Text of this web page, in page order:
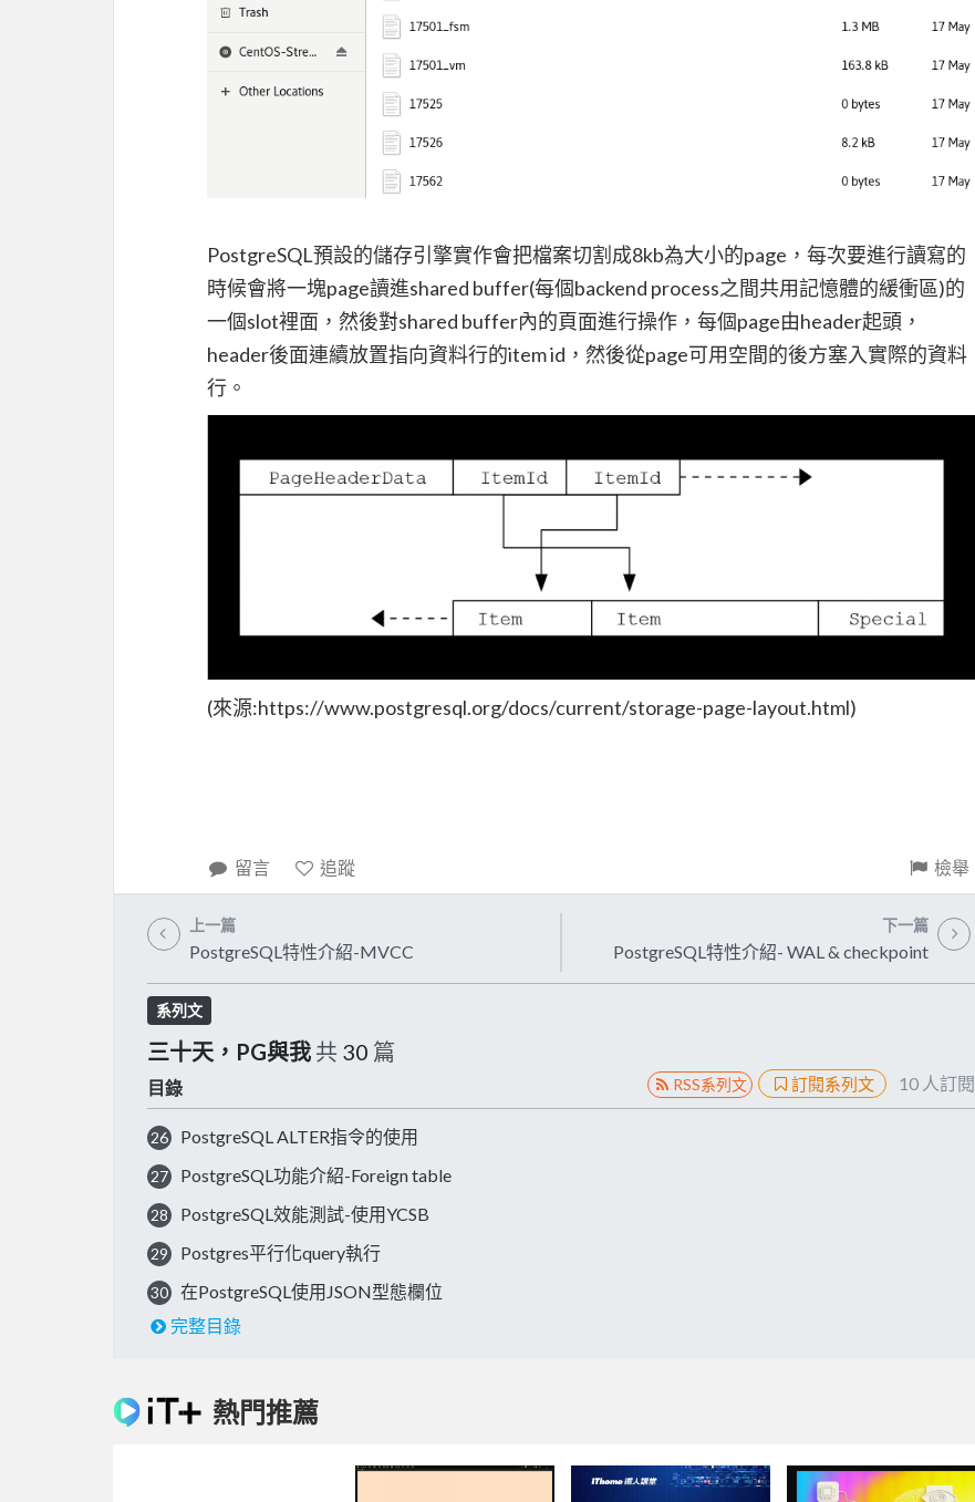
PostgreSQL預設的儲存引擎實作會把檔案切割成8kb為大小的page，每次要進行讀寫的
時候會將一塊page讀進shared buffer(每個backend process之間共用記憶體的緩衝區)的
一個slot裡面，然後對shared buffer內的頁面進行操作，每個page由header起頭，
header後面連續放置指向資料行的item id，然後從page可用空間的後方塞入實際的資料
行。
(來源:https://www.postgresql.org/docs/current/storage-page-layout.html)
留言 追蹤 檢舉
上一篇
PostgreSQL特性介紹-MVCC
下一篇
PostgreSQL特性介紹- WAL & checkpoint
系列文
三十天，PG與我 共 30 篇
目錄 RSS系列文 訂閱系列文 10 人訂閱
26 PostgreSQL ALTER指令的使用
27 PostgreSQL功能介紹-Foreign table
28 PostgreSQL效能測試-使用YCSB
29 Postgres平行化query執行
30
在PostgreSQL使用JSON型態欄位
完整目錄
熱門推薦